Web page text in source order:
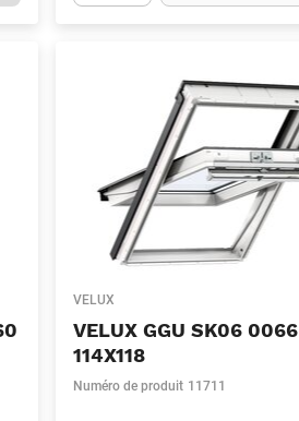
VELUX
VELUX GGU SK06 0066
114X118
Numéro de produit 11711